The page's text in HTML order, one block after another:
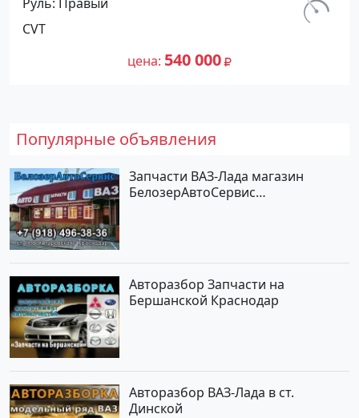
Петровская: цвет Белый Минивэн
1997 года по цене 540000 рублей,
объявление №25262 на сайте
км.
CVT
цена 540 000
Популярные объявления
Запчасти ВАЗ-Лада магазин
БелозерАвтоСервис
Авторазбор Запчасти на
Бершанской Краснодар
Авторазбор ВАЗ-Лада в ст.
Динской